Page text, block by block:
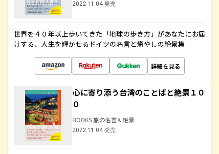
2022.11.04 発売
世界を４０年以上歩いてきた「地球の歩き方」があなたにお届
けする、人生を輝かせるドイツの名言と癒やしの絶景集
詳細を見る
心に寄り添う台湾のことばと絶景１０
０
BOOKS 旅の名言＆絶景
2022.11.04 発売